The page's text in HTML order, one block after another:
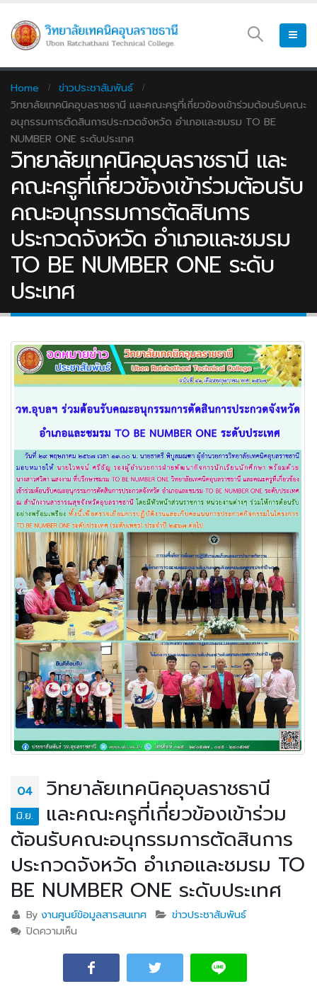
Home
ข่าวประชาสัมพันธ์
วิทยาลัยเทคนิคอุบลราชธานี และคณะครูที่เกี่ยวข้องเข้าร่วมต้อนรับคณะ
อนุกรรมการตัดสินการประกวดจังหวัด อำเภอและชมรม TO BE
NUMBER ONE ระดับประเทศ
วิทยาลัยเทคนิคอุบลราชธานี และ
คณะครูที่เกี่ยวข้องเข้าร่วมต้อนรับ
คณะอนุกรรมการตัดสินการ
ประกวดจังหวัด อำเภอและชมรม
TO BE NUMBER ONE ระดับ
ประเทศ
04
มิ.ย.
วิทยาลัยเทคนิคอุบลราชธานี
และคณะครูที่เกี่ยวข้องเข้าร่วม
ต้อนรับคณะอนุกรรมการตัดสินการ
ประกวดจังหวัด อำเภอและชมรม TO
BE NUMBER ONE ระดับประเทศ
Byงานศูนย์ข้อมูลสารสนเทศ
ข่าวประชาสัมพันธ์
ปิดความเห็น
จังหวัด อำเภอและชมรม TO BE NUMBER ONE ระดับ
ประเทศ